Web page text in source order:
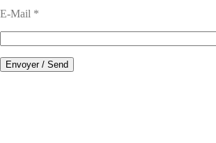
E-Mail *